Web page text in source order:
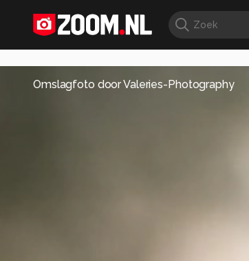
Omslagfoto doorValeries-Photography